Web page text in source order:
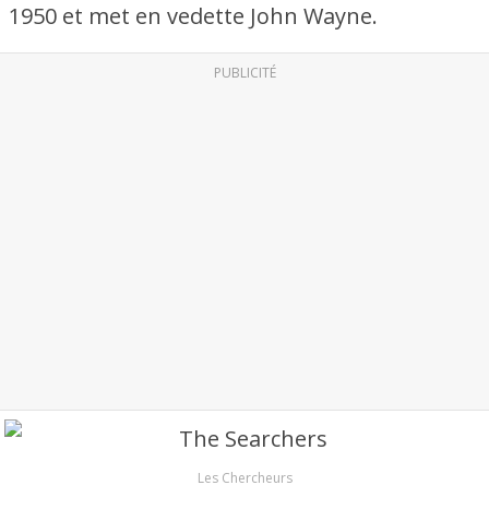
1950 et met en vedette John Wayne.
PUBLICITÉ
Les Chercheurs